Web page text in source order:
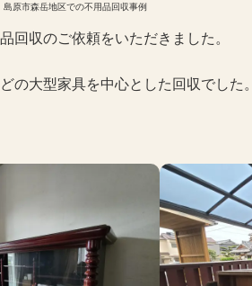
島原市森岳地区での不用品回収事例
回収のご依頼をいただきました。
の大型家具を中心とした回収でした。